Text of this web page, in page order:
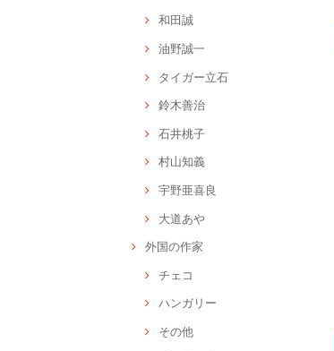
和田誠
油野誠一
タイガー立石
鈴木善治
石井桃子
村山知義
宇野亜喜良
大道あや
外国の作家
チェコ
ハンガリー
その他